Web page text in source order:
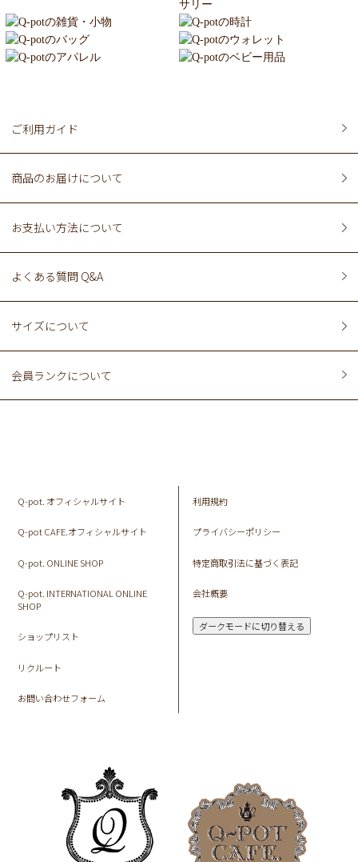
ご利用ガイド
商品のお届けについて
お支払い方法について
よくある質問 Q&A
サイズについて
会員ランクについて
Q-pot. オフィシャルサイト
Q-pot CAFE.オフィシャルサイト
Q-pot. ONLINE SHOP
Q-pot. INTERNATIONAL ONLINE
SHOP
ショップリスト
リクルート
お問い合わせフォーム
利用規約
プライバシーポリシー
特定商取引法に基づく表記
会社概要
ダークモードに切り替える